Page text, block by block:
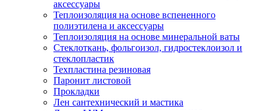
аксессуары
Теплоизоляция на основе вспененного
полиэтилена и аксессуары
Теплоизоляция на основе минеральной ваты
Стеклоткань, фольгоизол, гидростеклоизол и
стеклопластик
Техпластина резиновая
Паронит листовой
Прокладки
Лен сантехнический и мастика